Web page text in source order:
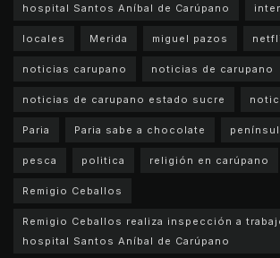
hospital Santos Aníbal de Carúpano
locales Merida miguel pazos
noticias carupano noticias de carupano
noticias de carupano estado sucre
Paria Paria sabe a chocolate
pesca politica religión en carúpano
Remigio Ceballos
Remigio Ceballos realiza inspección a
hospital Santos Aníbal de Carúpano